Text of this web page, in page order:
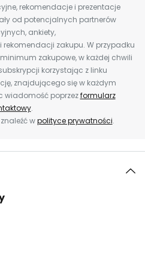
rekomendacje i prezentacje
od potencjalnych partnerów
ankiety,
rekomendacji zakupu. W przypadku
zakupowe, w każdej chwili
korzystając z linku
znajdującego się w każdym
wiadomość poprzezformularz
.
wpolityce prywatności.